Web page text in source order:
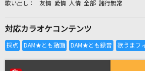
全国りれき
友情 愛情 人情 全部 諸行無常
対応カラオケコンテンツ